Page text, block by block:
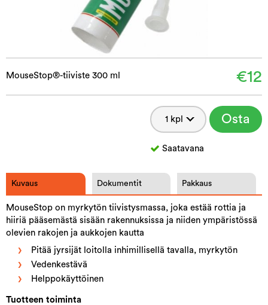
MouseStop®-tiiviste 300 ml €12
Osta
Saatavana
Kuvaus Dokumentit Pakkaus
MouseStop on myrkytön tiivistysmassa, joka estää rottia ja
hiiriä pääsemästä sisään rakennuksissa ja niiden ympäristössä
olevien rakojen ja aukkojen kautta
Pitää jyrsijät loitolla inhimillisellä tavalla, myrkytön
Vedenkestävä
Helppokäyttöinen
Tuotteen toiminta